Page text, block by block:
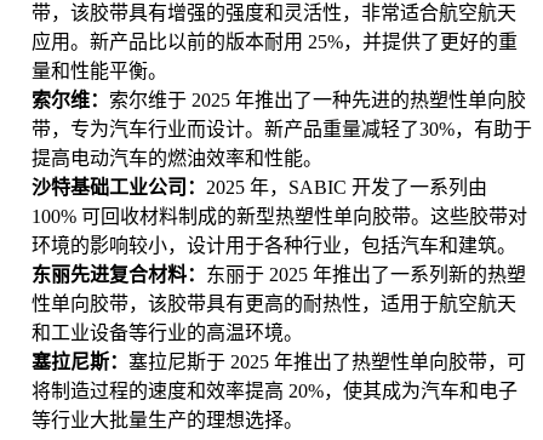
带，该胶带具有增强的强度和灵活性，非常适合航空航天
应用。新产品比以前的版本耐用 25%，并提供了更好的重
量和性能平衡。
索尔维： 索尔维于 2025 年推出了一种先进的热塑性单向胶
带，专为汽车行业而设计。新产品重量减轻了30%，有助于
提高电动汽车的燃油效率和性能。
沙特基础工业公司： 2025 年，SABIC 开发了一系列由
100% 可回收材料制成的新型热塑性单向胶带。这些胶带对
环境的影响较小，设计用于各种行业，包括汽车和建筑。
东丽先进复合材料： 东丽于 2025 年推出了一系列新的热塑
性单向胶带，该胶带具有更高的耐热性，适用于航空航天
和工业设备等行业的高温环境。
塞拉尼斯： 塞拉尼斯于 2025 年推出了热塑性单向胶带，可
将制造过程的速度和效率提高 20%，使其成为汽车和电子
等行业大批量生产的理想选择。